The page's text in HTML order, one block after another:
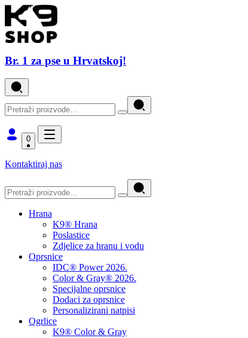
Br. 1 za pse u Hrvatskoj!
0
Kontaktiraj nas
Hrana
K9® Hrana
Poslastice
Zdjelice za hranu i vodu
Oprsnice
IDC® Power 2026.
Color & Gray® 2026.
Specijalne oprsnice
Dodaci za oprsnice
Personalizirani natpisi
Ogrlice
K9® Color & Gray